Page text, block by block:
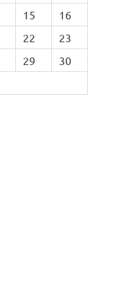
15
16
22
23
29
30